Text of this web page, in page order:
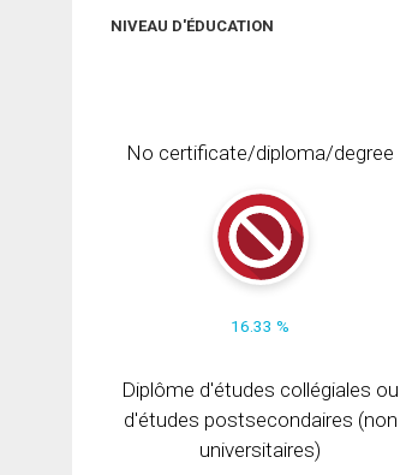
NIVEAU D'ÉDUCATION
No certificate/diploma/degree
16.33 %
Diplôme d'études collégiales ou
d'études postsecondaires (non
universitaires)